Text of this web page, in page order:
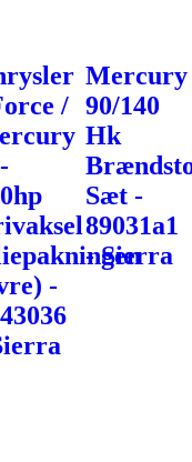
/
-
Mercury
90/140
Hk
Sæt -
89031a1
- Sierra